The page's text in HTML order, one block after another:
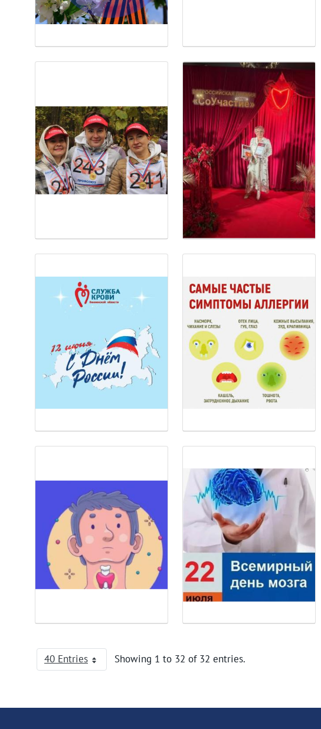
40 Entries
Per Page Showing 1 to 32 of 32 entries.